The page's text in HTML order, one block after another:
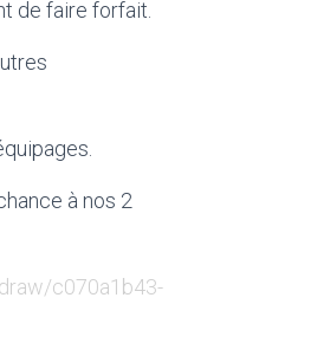
de faire forfait.
à nos 2
c070a1b43-